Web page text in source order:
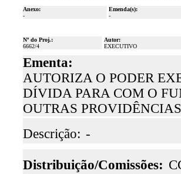
Anexo:
-
Emenda(s):
-
Nº do Proj.:
6662/4
Autor:
EXECUTIVO
Ementa:
AUTORIZA O PODER
DÍVIDA PARA COM O
OUTRAS
Descrição: -
Distribuição/Comissões: